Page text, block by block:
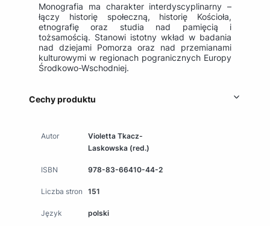
Monografia ma charakter interdyscyplinarny –
łączy historię społeczną, historię Kościoła,
etnografię oraz studia nad pamięcią i
tożsamością. Stanowi istotny wkład w badania
nad dziejami Pomorza oraz nad przemianami
kulturowymi w regionach pogranicznych Europy
Środkowo-Wschodniej.
Cechy produktu
Autor
Violetta Tkacz-
Laskowska (red.)
ISBN 978-83-66410-44-2
Liczba stron 151
Język polski